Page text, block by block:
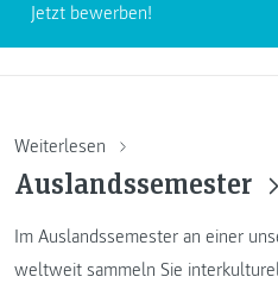
Jetzt bewerben!
Weiterlesen
Auslandssemester
Im Auslandssemester an einer
weltweit sammeln Sie